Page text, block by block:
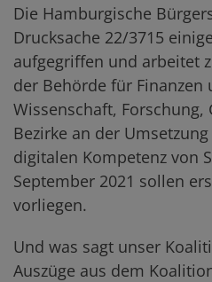
Die Hamburgische
Drucksache 22/3715
aufgegriffen und arbeitet
der Behörde für
Wissenschaft,
Bezirke an der
digitalen Kompetenz von
September 2021 sollen
vorliegen.
Und was sagt unser
Auszüge aus dem